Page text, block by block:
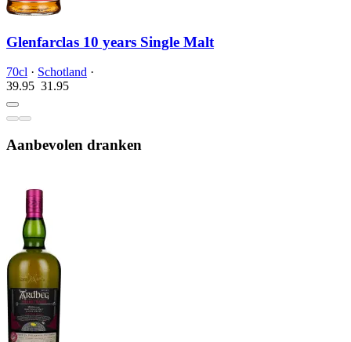
Glenfarclas 10 years Single Malt
70cl · Schotland ·
39.95 31.95
Aanbevolen dranken